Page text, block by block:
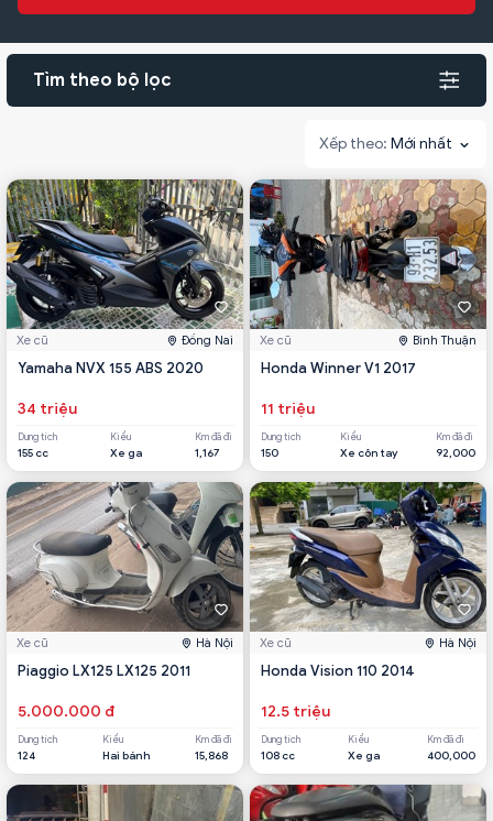
Tìm theo bộ lọc
Mới nhất
Xe cũ Đồng Nai
Yamaha NVX 155 ABS 2020
34 triệu
Dung tích
155 cc
Kiểu
Xe ga
Km đã đi
1,167
Xe cũ Bình Thuận
Honda Winner V1 2017
11 triệu
Dung tích
150
Kiểu
Xe côn tay
Km đã đi
92,000
Xe cũ Hà Nội
Piaggio LX125 LX125 2011
5.000.000 đ
Dung tích
124
Kiểu
Hai bánh
Km đã đi
15,868
Xe cũ Hà Nội
Honda Vision 110 2014
12.5 triệu
Dung tích
108 cc
Kiểu
Xe ga
Km đã đi
400,000